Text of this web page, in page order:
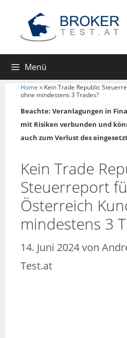
Menü
Home » Kein Trade Republic
ohne mindestens 3 Trades?
Beachte: Veranlagungen in
mit Risiken verbunden und
auch zum Verlust des
Kein Trade
Steuerreport
Österreich
mindestens 3
14. Juni 2024von
Test.at